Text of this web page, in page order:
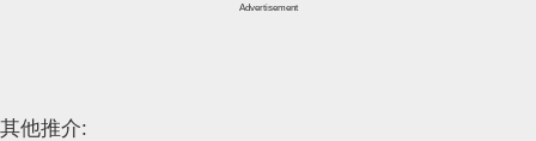
Advertisement
其他推介: